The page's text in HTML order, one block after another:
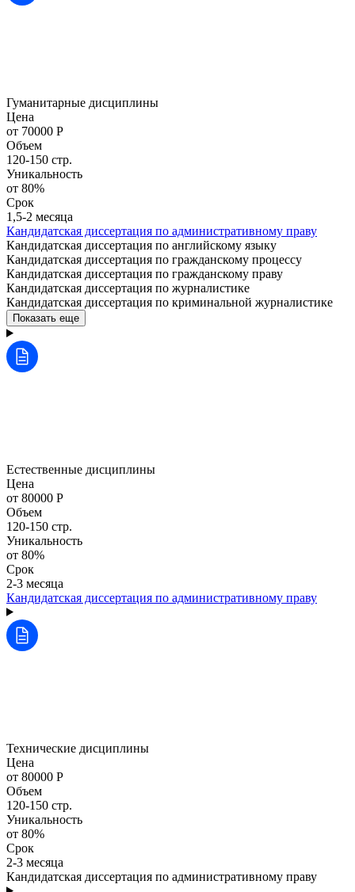
Гуманитарные дисциплины
Цена
от 70000 Р
Объем
120-150 стр.
Уникальность
от 80%
Срок
1,5-2 месяца
Кандидатская диссертация по административному праву
Кандидатская диссертация по английскому языку
Кандидатская диссертация по гражданскому процессу
Кандидатская диссертация по гражданскому праву
Кандидатская диссертация по журналистике
Кандидатская диссертация по криминальной журналистике
Показать еще
Естественные дисциплины
Цена
от 80000 Р
Объем
120-150 стр.
Уникальность
от 80%
Срок
2-3 месяца
Кандидатская диссертация по административному праву
Технические дисциплины
Цена
от 80000 Р
Объем
120-150 стр.
Уникальность
от 80%
Срок
2-3 месяца
Кандидатская диссертация по административному праву